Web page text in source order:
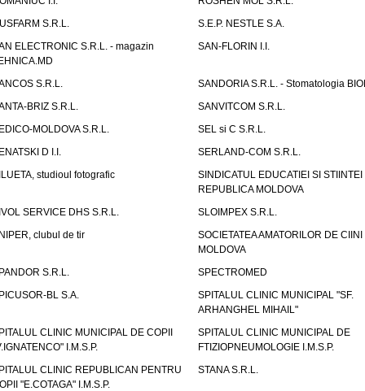
S.R.L.
S.E.P. NESTLE S.A.
ELECTRONIC S.R.L. - magazin
SAN-FLORIN I.I.
S.R.L.
SANDORIA S.R.L. - Stomatologia
BRIZ S.R.L.
SANVITCOM S.R.L.
MOLDOVA S.R.L.
SEL si C S.R.L.
D I.I.
SERLAND-COM S.R.L.
studioul fotografic
SINDICATUL EDUCATIEI SI STIINTEI
REPUBLICA MOLDOVA
SERVICE DHS S.R.L.
SLOIMPEX S.R.L.
clubul de tir
SOCIETATEA AMATORILOR DE CIINI
MOLDOVA
S.R.L.
SPECTROMED
BL S.A.
SPITALUL CLINIC MUNICIPAL "SF.
ARHANGHEL MIHAIL"
CLINIC MUNICIPAL DE COPII
I.M.S.P.
SPITALUL CLINIC MUNICIPAL DE
FTIZIOPNEUMOLOGIE I.M.S.P.
CLINIC REPUBLICAN PENTRU
"E.COTAGA" I.M.S.P.
STANA S.R.L.